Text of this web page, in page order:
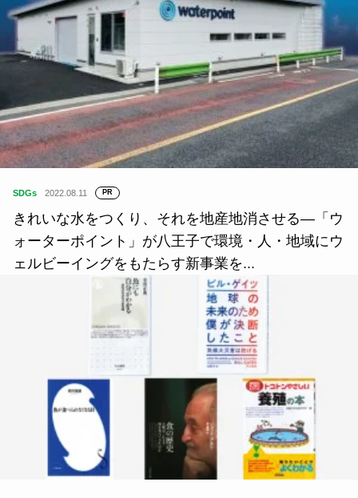
SDGs 2022.08.11 PR
きれいな水をつくり、それを地産地消させる―「ウ
ォーターポイント」が八王子で環境・人・地域にウ
ェルビーイングをもたらす新事業を...